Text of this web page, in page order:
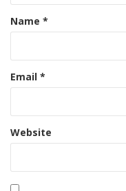
Name *
Email *
Website